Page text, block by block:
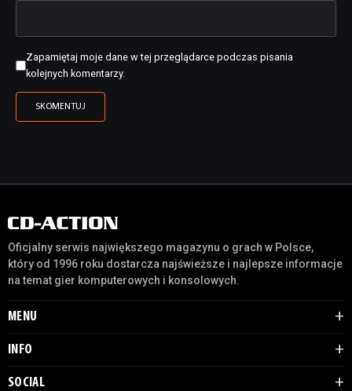
Zapamiętaj moje dane w tej przeglądarce podczas pisania
kolejnych komentarzy.
Oficjalny serwis największego magazynu o grach w Polsce,
który od 1996 roku dostarcza najświeższe i najlepsze informacje
na temat gier komputerowych i konsolowych.
MENU
INFO
SOCIAL